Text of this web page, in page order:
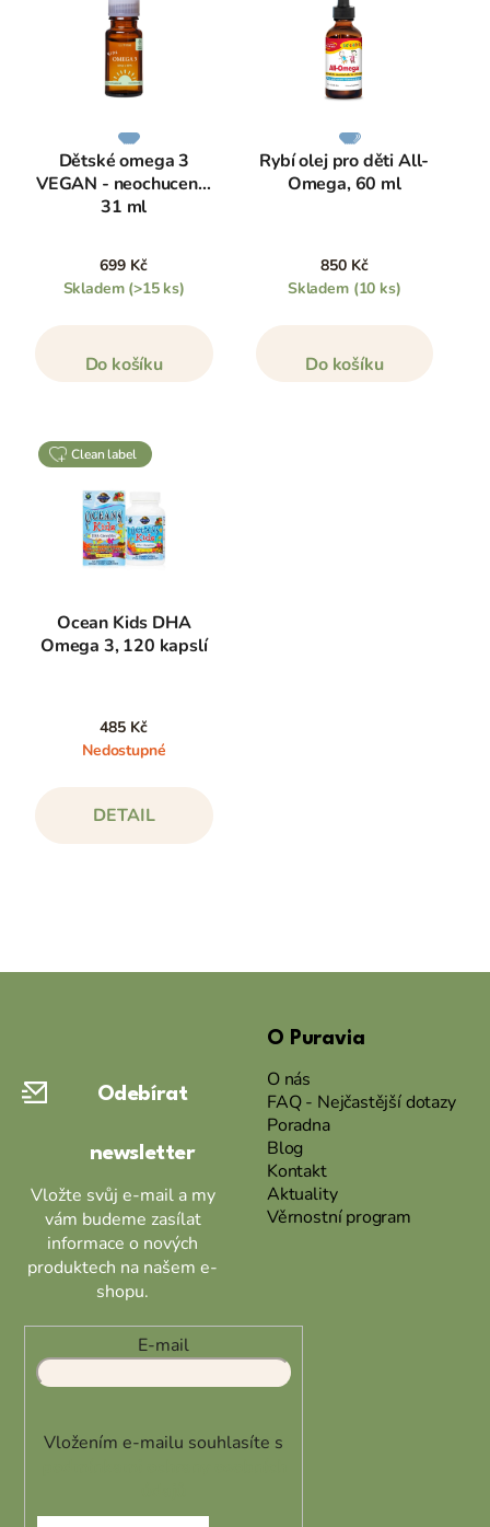
Dětské omega 3
VEGAN - neochucené,
31 ml
699 Kč
Skladem (>15 ks)
Do košíku
Rybí olej pro děti All-
Omega, 60 ml
850 Kč
Skladem (10 ks)
Do košíku
clean label
Ocean Kids DHA
Omega 3, 120 kapslí
485 Kč
Nedostupné
DETAIL
Odebírat
newsletter
Vložte svůj e-mail a my
vám budeme zasílat
informace o nových
produktech na našem e-
shopu.
E-mail
Vložením e-mailu souhlasíte s
O Puravia
O nás
FAQ - Nejčastější dotazy
Poradna
Blog
Kontakt
Aktuality
Věrnostní program